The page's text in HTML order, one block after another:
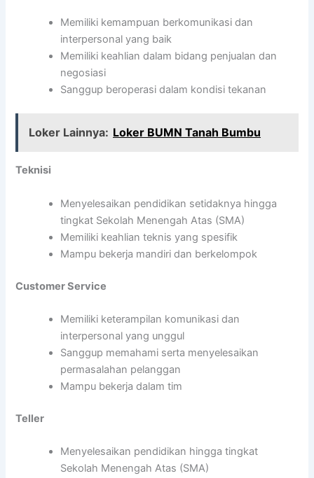
Memiliki kemampuan berkomunikasi dan
interpersonal yang baik
Memiliki keahlian dalam bidang penjualan dan
negosiasi
Sanggup beroperasi dalam kondisi tekanan
Loker Lainnya: Loker BUMN Tanah Bumbu
Teknisi
Menyelesaikan pendidikan setidaknya hingga
tingkat Sekolah Menengah Atas (SMA)
Memiliki keahlian teknis yang spesifik
Mampu bekerja mandiri dan berkelompok
Customer Service
Memiliki keterampilan komunikasi dan
interpersonal yang unggul
Sanggup memahami serta menyelesaikan
permasalahan pelanggan
Mampu bekerja dalam tim
Teller
Menyelesaikan pendidikan hingga tingkat
Sekolah Menengah Atas (SMA)